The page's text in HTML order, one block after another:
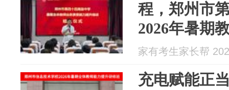
程，郑州市
2026年暑期
家有考生家长帮
充电赋能正